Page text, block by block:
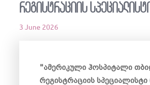
რეგისტრაციის
3 June 2026
"ამერიკული ჰოსპიტალი
რეგისტრაციის